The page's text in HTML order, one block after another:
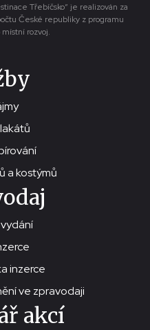
Třebíčsko“ je realizován za
České republiky z programu
rozvoj.
a kostýmů
inzerce
ve zpravodaji
akcí